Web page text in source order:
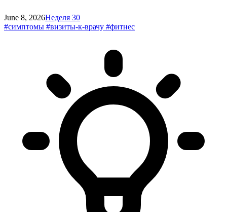
June 8, 2026Неделя 30
#симптомы #визиты-к-врачу #фитнес